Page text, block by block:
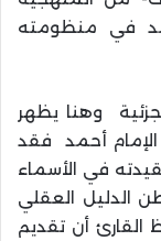
في منظومته
وهنا يظهر
أحمد فقد
في الأسماء
الدليل العقلي
القارئ أن تقديم